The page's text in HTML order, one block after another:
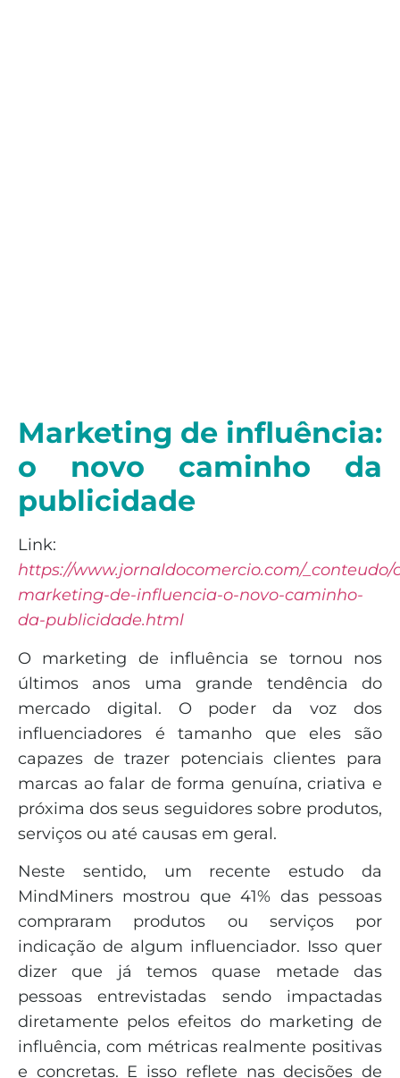
Marketing de influência:
o novo caminho da
publicidade
Link:
https://www.jornaldocomercio.com/_conteudo/
marketing-de-influencia-o-novo-caminho-
da-publicidade.html
O marketing de influência se tornou nos
últimos anos uma grande tendência do
mercado digital. O poder da voz dos
influenciadores é tamanho que eles são
capazes de trazer potenciais clientes para
marcas ao falar de forma genuína, criativa e
próxima dos seus seguidores sobre produtos,
serviços ou até causas em geral.
Neste sentido, um recente estudo da
MindMiners mostrou que 41% das pessoas
compraram produtos ou serviços por
indicação de algum influenciador. Isso quer
dizer que já temos quase metade das
pessoas entrevistadas sendo impactadas
diretamente pelos efeitos do marketing de
influência, com métricas realmente positivas
e concretas. E isso reflete nas decisões de